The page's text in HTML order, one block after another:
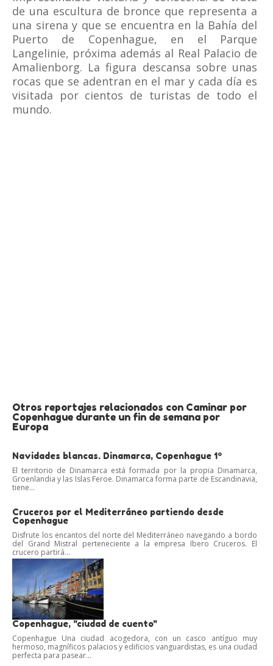
de una escultura de bronce que representa a
una sirena y que se encuentra en la Bahía del
Puerto de Copenhague, en el Parque
Langelinie, próxima además al Real Palacio de
Amalienborg. La figura descansa sobre unas
rocas que se adentran en el mar y cada día es
visitada por cientos de turistas de todo el
mundo.
Otros reportajes relacionados con Caminar por
Copenhague durante un fin de semana por
Europa
Navidades blancas. Dinamarca, Copenhague 1º
El territorio de Dinamarca está formada por la propia Dinamarca,
Groenlandia y las Islas Feroe. Dinamarca forma parte de Escandinavia,
tiene...
Cruceros por el Mediterráneo partiendo desde
Copenhague
Disfrute los encantos del norte del Mediterráneo navegando a bordo
del Grand Mistral perteneciente a la empresa Ibero Cruceros. El
crucero partirá...
Copenhague, "ciudad de cuento"
Copenhague Una ciudad acogedora, con un casco antíguo muy
hermoso, magníficos palacios y edificios vanguardistas, es una ciudad
perfecta para pasear...